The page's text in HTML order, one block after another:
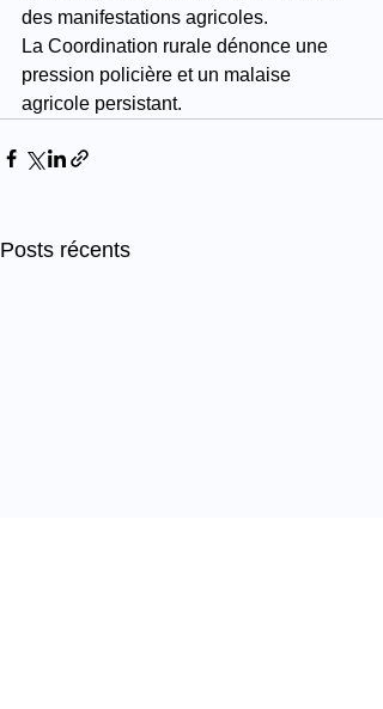
des manifestations agricoles.
La Coordination rurale dénonce une
pression policière et un malaise
agricole persistant.
Posts récents